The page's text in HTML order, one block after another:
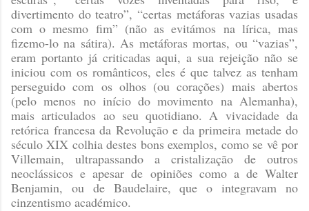
divertimento do teatro”, “certas metáforas vazias usadas
com o mesmo fim” (não as evitámos na lírica, mas
fizemo-lo na sátira). As metáforas mortas, ou “vazias”,
eram portanto já criticadas aqui, a sua rejeição não se
iniciou com os românticos, eles é que talvez as tenham
perseguido com os olhos (ou corações) mais abertos
(pelo menos no início do movimento na Alemanha),
mais articulados ao seu quotidiano. A vivacidade da
retórica francesa da Revolução e da primeira metade do
século XIX colhia destes bons exemplos, como se vê por
Villemain, ultrapassando a cristalização de outros
neoclássicos e apesar de opiniões como a de Walter
Benjamin, ou de Baudelaire, que o integravam no
cinzentismo académico.